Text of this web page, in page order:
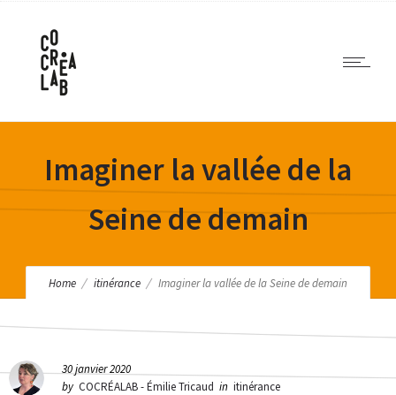
Imaginer la vallée de la
Seine de demain
Home itinérance Imaginer la vallée de la Seine de demain
30 janvier 2020
by COCRÉALAB - Émilie Tricaud in itinérance